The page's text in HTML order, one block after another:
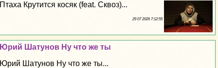
Птаха Крутится косяк (feat. Сквоз)...
29 07 2026 7:12:55
Юрий Шатунов Ну что же ты
Юрий Шатунов Ну что же ты...